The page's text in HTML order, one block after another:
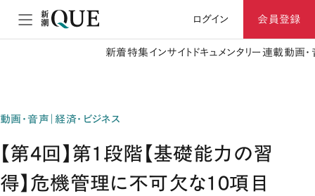
ログイン 会員登録
新着特集 インサイト ドキュメンタリー 連載動画
動画・音声｜経済・ビジネス
【第4回】第1段階【基礎能力の習
得】危機管理に不可欠な10項目